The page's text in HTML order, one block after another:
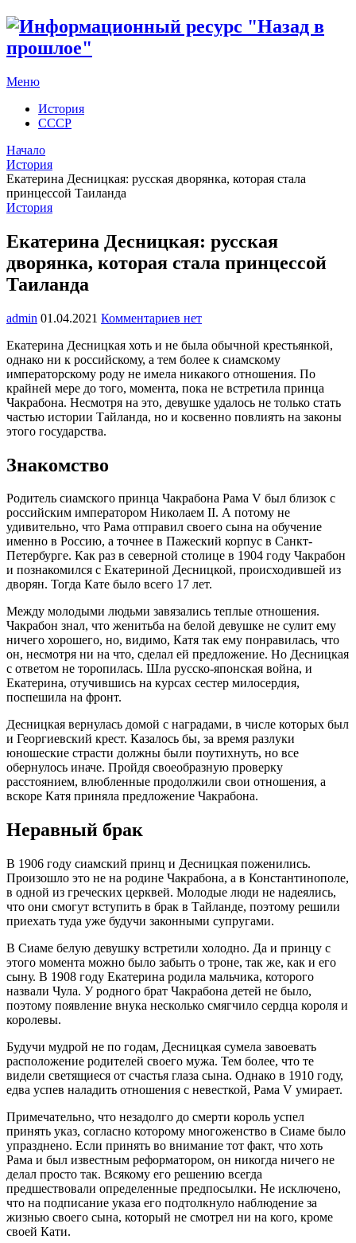
Меню
История
СССР
Начало
История
Екатерина Десницкая: русская дворянка, которая стала
принцессой Таиланда
История
Екатерина Десницкая: русская
дворянка, которая стала принцессой
Таиланда
admin 01.04.2021 Комментариев нет
Екатерина Десницкая хоть и не была обычной крестьянкой,
однако ни к российскому, а тем более к сиамскому
императорскому роду не имела никакого отношения. По
крайней мере до того, момента, пока не встретила принца
Чакрабона. Несмотря на это, девушке удалось не только стать
частью истории Тайланда, но и косвенно повлиять на законы
этого государства.
Знакомство
Родитель сиамского принца Чакрабона Рама V был близок с
российским императором Николаем II. А потому не
удивительно, что Рама отправил своего сына на обучение
именно в Россию, а точнее в Пажеский корпус в Санкт-
Петербурге. Как раз в северной столице в 1904 году Чакрабон
и познакомился с Екатериной Десницкой, происходившей из
дворян. Тогда Кате было всего 17 лет.
Между молодыми людьми завязались теплые отношения.
Чакрабон знал, что женитьба на белой девушке не сулит ему
ничего хорошего, но, видимо, Катя так ему понравилась, что
он, несмотря ни на что, сделал ей предложение. Но Десницкая
с ответом не торопилась. Шла русско-японская война, и
Екатерина, отучившись на курсах сестер милосердия,
поспешила на фронт.
Десницкая вернулась домой с наградами, в числе которых был
и Георгиевский крест. Казалось бы, за время разлуки
юношеские страсти должны были поутихнуть, но все
обернулось иначе. Пройдя своеобразную проверку
расстоянием, влюбленные продолжили свои отношения, а
вскоре Катя приняла предложение Чакрабона.
Неравный брак
В 1906 году сиамский принц и Десницкая поженились.
Произошло это не на родине Чакрабона, а в Константинополе,
в одной из греческих церквей. Молодые люди не надеялись,
что они смогут вступить в брак в Тайланде, поэтому решили
приехать туда уже будучи законными супругами.
В Сиаме белую девушку встретили холодно. Да и принцу с
этого момента можно было забыть о троне, так же, как и его
сыну. В 1908 году Екатерина родила мальчика, которого
назвали Чула. У родного брат Чакрабона детей не было,
поэтому появление внука несколько смягчило сердца короля и
королевы.
Будучи мудрой не по годам, Десницкая сумела завоевать
расположение родителей своего мужа. Тем более, что те
видели светящиеся от счастья глаза сына. Однако в 1910 году,
едва успев наладить отношения с невесткой, Рама V умирает.
Примечательно, что незадолго до смерти король успел
принять указ, согласно которому многоженство в Сиаме было
упразднено. Если принять во внимание тот факт, что хоть
Рама и был известным реформатором, он никогда ничего не
делал просто так. Всякому его решению всегда
предшествовали определенные предпосылки. Не исключено,
что на подписание указа его подтолкнуло наблюдение за
жизнью своего сына, который не смотрел ни на кого, кроме
своей Кати.